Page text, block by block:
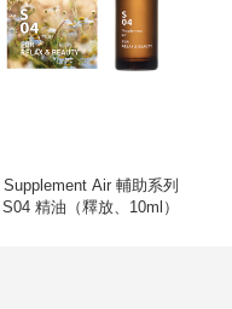
Supplement Air 輔助系列
S04 精油（釋放、10ml）